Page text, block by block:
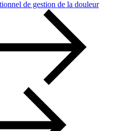
de gestion de la douleur